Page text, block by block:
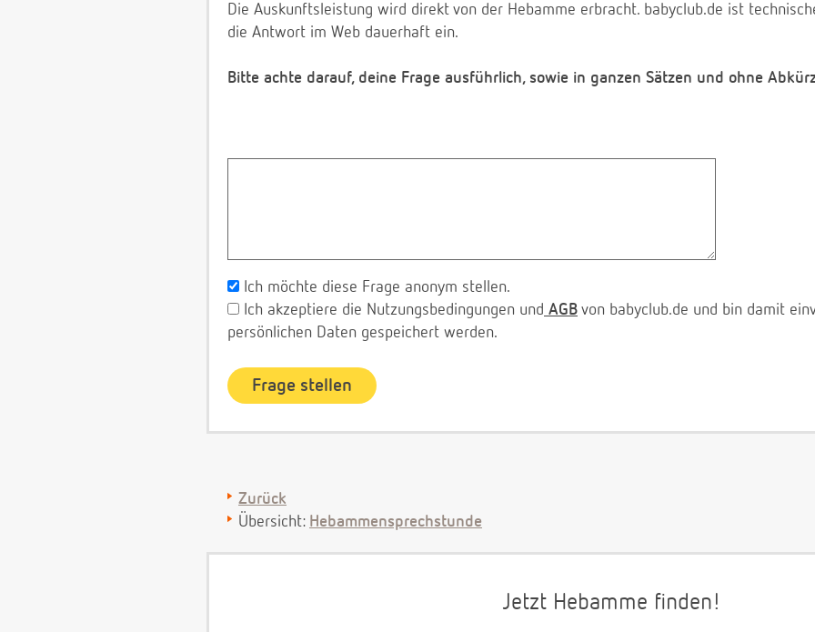
Die Auskunftsleistung wird direkt von der Hebamme erbracht. babyclub.de ist
die Antwort im Web dauerhaft ein.
Bitte achte darauf, deine Frage ausführlich, sowie in ganzen Sätzen und ohne
Ich möchte diese Frage anonym stellen.
Ich akzeptiere die Nutzungsbedingungen und AGB von babyclub.de und bin damit
persönlichen Daten gespeichert werden.
Zurück
Übersicht: Hebammensprechstunde
Jetzt Hebamme finden!